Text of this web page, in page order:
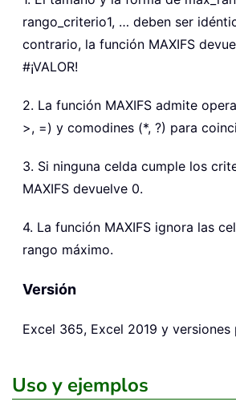
rango_criterio1, … deben ser
contrario, la función MAXIFS
#¡VALOR!
2. La función MAXIFS admite
>, =) y comodines (*, ?) para
3. Si ninguna celda cumple los
MAXIFS devuelve 0.
4. La función MAXIFS ignora las
rango máximo.
Versión
Excel 365, Excel 2019 y
Uso y ejemplos